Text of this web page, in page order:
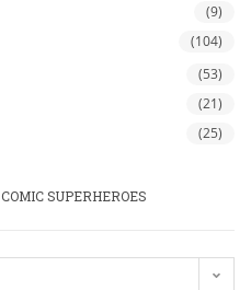
(9)
(104)
(53)
(21)
(25)
COMIC SUPERHEROES